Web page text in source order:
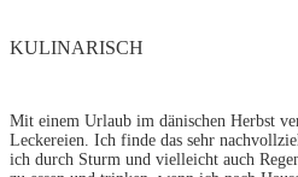
KULINARISCH
Mit einem Urlaub im dänischen Herbst
Leckereien. Ich finde das sehr
ich durch Sturm und vielleicht auch